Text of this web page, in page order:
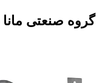
گروه صنعتی مانا